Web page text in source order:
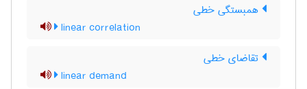
همبستگی خطی
linear correlation
تقاضای خطی
linear demand